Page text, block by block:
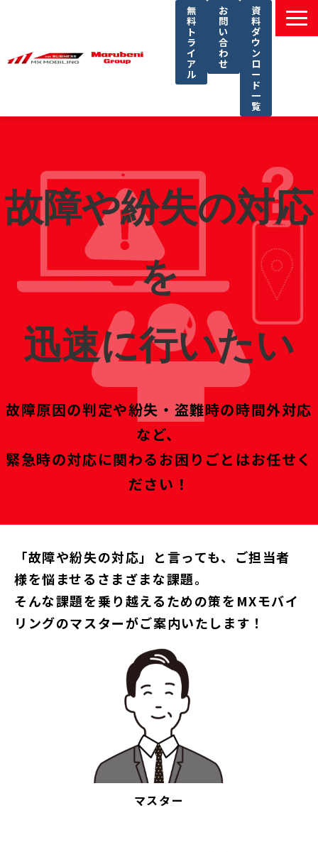
無
料
ト
ラ
イ
ア
ル
お
問
い
合
わ
せ
資
料
ダ
ウ
ン
ロ
ー
ド
一
覧
サービス一覧
導入事例
セミナー
コラム
よくあるご質問
故障や紛失の対応
を
迅速に行いたい
故障原因の判定や紛失・盗難時の時間外対応
など、
緊急時の対応に関わるお困りごとはお任せく
ださい！
「故障や紛失の対応」と言っても、ご担当者
様を悩ませるさまざまな課題。
そんな課題を乗り越えるための策をMXモバイ
リングのマスターがご案内いたします！
マスター